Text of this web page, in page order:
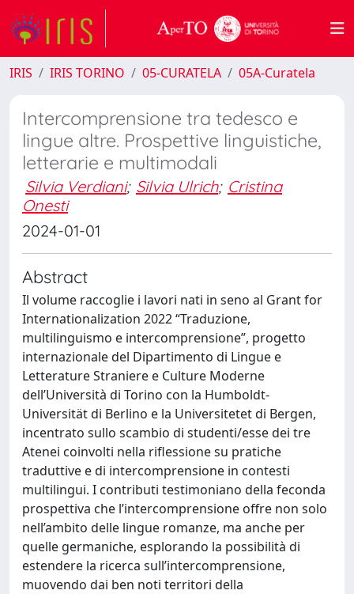
IRIS IRIS TORINO 05-CURATELA 05A-Curatela
Intercomprensione tra tedesco e
lingue altre. Prospettive linguistiche,
letterarie e multimodali
Silvia Verdiani; Silvia Ulrich; Cristina
Onesti
2024-01-01
Abstract
Il volume raccoglie i lavori nati in seno al Grant for
Internationalization 2022 “Traduzione,
multilinguismo e intercomprensione”, progetto
internazionale del Dipartimento di Lingue e
Letterature Straniere e Culture Moderne
dell’Università di Torino con la Humboldt-
Universität di Berlino e la Universitetet di Bergen,
incentrato sullo scambio di studenti/esse dei tre
Atenei coinvolti nella riflessione su pratiche
traduttive e di intercomprensione in contesti
multilingui. I contributi testimoniano della feconda
prospettiva che l’intercomprensione offre non solo
nell’ambito delle lingue romanze, ma anche per
quelle germaniche, esplorando la possibilità di
estendere la ricerca sull’intercomprensione,
muovendo dai ben noti territori della